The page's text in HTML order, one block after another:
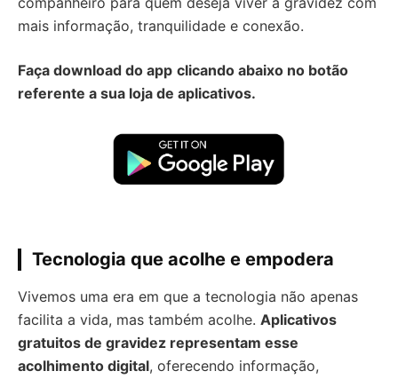
mais informação, tranquilidade e conexão.
Faça download do app clicando abaixo no botão
referente a sua loja de aplicativos.
Tecnologia que acolhe e empodera
Vivemos uma era em que a tecnologia não apenas
facilita a vida, mas também acolhe. Aplicativos
gratuitos de gravidez representam esse
acolhimento digital, oferecendo informação,